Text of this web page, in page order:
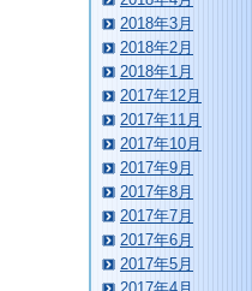
2018年3月
2018年2月
2018年1月
2017年12月
2017年11月
2017年10月
2017年9月
2017年8月
2017年7月
2017年6月
2017年5月